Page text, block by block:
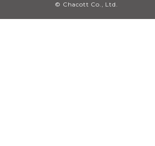
© Chacott Co., Ltd.